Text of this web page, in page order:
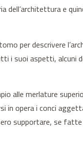
dell’architettura e
per descrivere
i suoi aspetti, alcuni
alle merlature
in opera i conci
supportare, se fatte